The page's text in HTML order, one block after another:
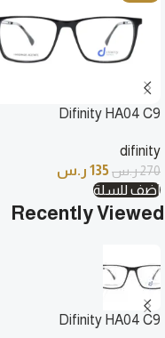
Difinity HA04 C9
difinity
270ر.س135 ر.س
أضف للسلة
Recently Viewed
Difinity HA04 C9